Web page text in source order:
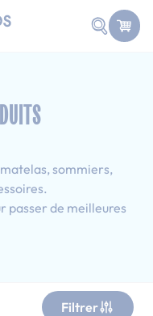
Faire
sommiers,
passer de meilleures
Filtrer